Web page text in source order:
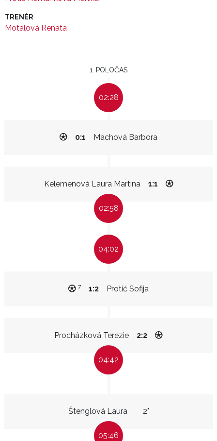
TRENÉR
Motalová Renata
1. POLOČAS
02:28
Machová Barbora
0:1
Kelemenová Laura Martina 1:1
02:58
04:02
Protić Sofija
1:2
7
Procházková Terezie 2:2
04:42
Štenglová Laura 2"
05:46